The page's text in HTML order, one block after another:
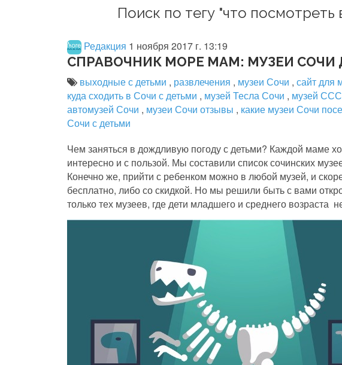
Поиск по тегу "что посмотреть
Редакция 1 ноября 2017 г. 13:19
СПРАВОЧНИК МОРЕ МАМ: МУЗЕИ СОЧИ
выходные с детьми , развлечения , музеи Сочи , сайт для
куда сходить в Сочи с детьми , музей Тесла Сочи , музей
автомузей Сочи , музеи Сочи отзывы , какие музеи Сочи
Сочи с детьми
Чем заняться в дождливую погоду с детьми? Каждой маме
интересно и с пользой. Мы составили список сочинских
Конечно же, прийти с ребенком можно в любой музей, и
бесплатно, либо со скидкой. Но мы решили быть с вами
только тех музеев, где дети младшего и среднего возраста